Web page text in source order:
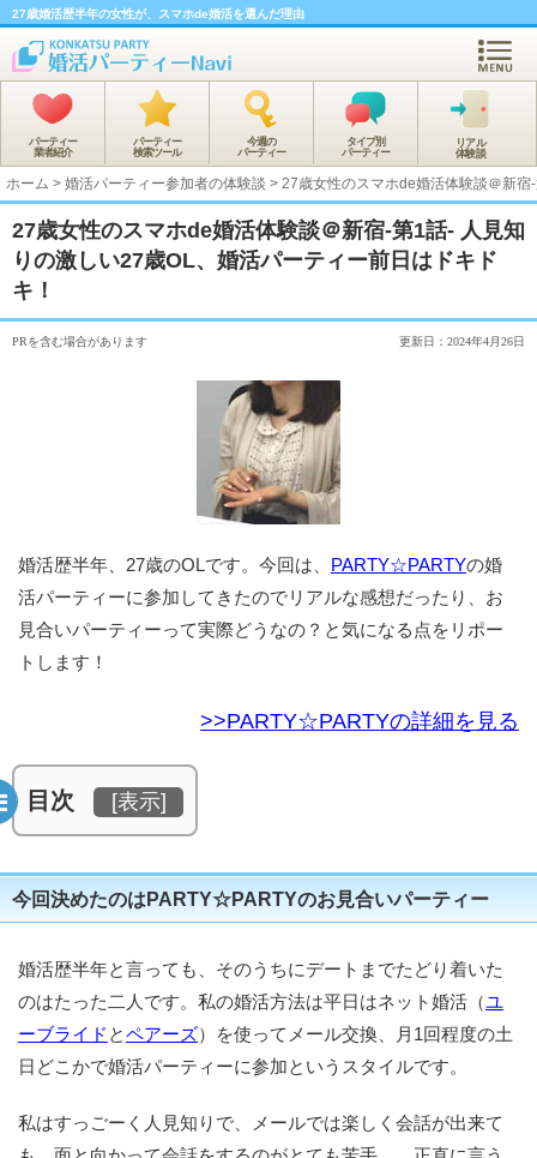
27歳婚活歴半年の女性が、スマホde婚活を選んだ理由
パーティー
業者紹介
パーティー
検索ツール
今週の
パーティー
タイプ別
パーティー
リアル
体験談
ホーム > 婚活パーティー参加者の体験談 > 27歳女性のスマホde婚活体験談＠新
27歳女性のスマホde婚活体験談＠新宿-第1話- 人見知
りの激しい27歳OL、婚活パーティー前日はドキド
キ！
PRを含む場合があります 更新日：2024年4月26日
婚活歴半年、27歳のOLです。今回は、 PARTY☆PARTYの婚
活パーティーに参加してきたのでリアルな感想だったり、お
見合いパーティーって実際どうなの？と気になる点をリポー
トします！
>>PARTY☆PARTYの詳細を見る
目次 [表示]
今回決めたのはPARTY☆PARTYのお見合いパーティー
婚活歴半年と言っても、そのうちにデートまでたどり着いた
のはたった二人です。私の婚活方法は平日はネット婚活（ユ
ーブライド とペアーズ）を使ってメール交換、月1回程度の土
日どこかで婚活パーティーに参加というスタイルです。
私はすっごーく人見知りで、メールでは楽しく会話が出来て